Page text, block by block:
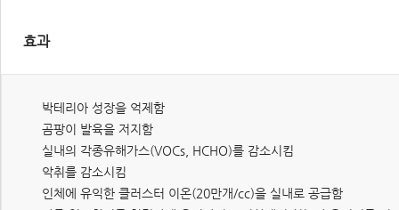
효과
박테리아 성장을 억제함
곰팡이 발육을 저지함
실내의 각종유해가스(VOCs, HCHO)를 감소시킴
악취를 감소시킴
인체에 유익한 클러스터 이온(20만개/cc)을 실내로 공급함